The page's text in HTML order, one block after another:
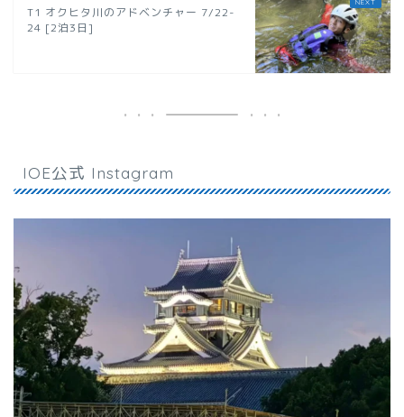
T1 オクヒタ川のアドベンチャー 7/22-
24 [2泊3日]
IOE公式 Instagram